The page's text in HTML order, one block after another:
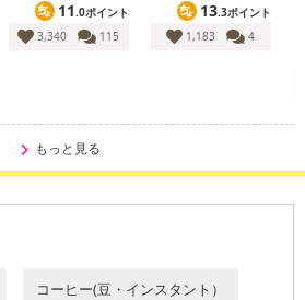
定められた決済期限日にお支払いを完
ご了承いただいたうえでお申し込みくだ
11.0ポイント
3,340
115
13.3ポイント
1,183
4
もっと見る
コーヒー(豆・インスタント）